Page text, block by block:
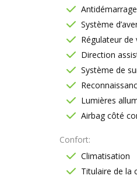
Antidémarrage
Système
Régulateur
Direction
Système de
Lumières
Airbag côté
Confort
Climatisation
Titulaire de la